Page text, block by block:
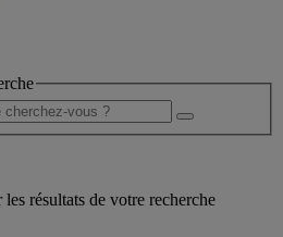
résultats de votre recherche